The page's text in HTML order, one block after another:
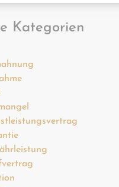
Kategorien